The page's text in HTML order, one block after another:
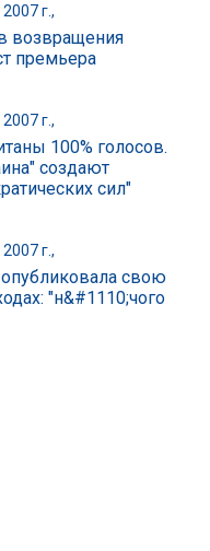
г.,
возвращения
премьера
г.,
100% голосов.
создают
сил"
г.,
свою
"н&#1110;чого